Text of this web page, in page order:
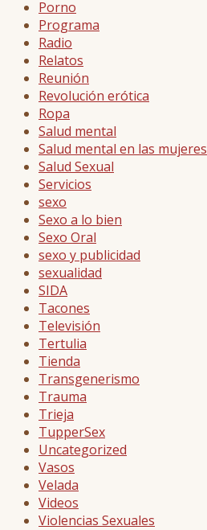
Porno
Programa
Radio
Relatos
Reunión
Revolución erótica
Ropa
Salud mental
Salud mental en las mujeres
Salud Sexual
Servicios
sexo
Sexo a lo bien
Sexo Oral
sexo y publicidad
sexualidad
SIDA
Tacones
Televisión
Tertulia
Tienda
Transgenerismo
Trauma
Trieja
TupperSex
Uncategorized
Vasos
Velada
Videos
Violencias Sexuales